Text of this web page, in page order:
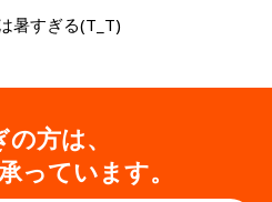
暑すぎる(T_T)
方は、
っています。